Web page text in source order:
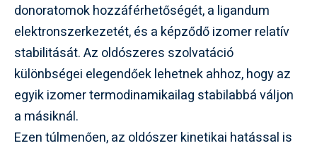
donoratomok hozzáférhetőségét, a ligandum
elektronszerkezetét, és a képződő izomer relatív
stabilitását. Az oldószeres szolvatáció
különbségei elegendőek lehetnek ahhoz, hogy az
egyik izomer termodinamikailag stabilabbá váljon
a másiknál.
Ezen túlmenően, az oldószer kinetikai hatással is